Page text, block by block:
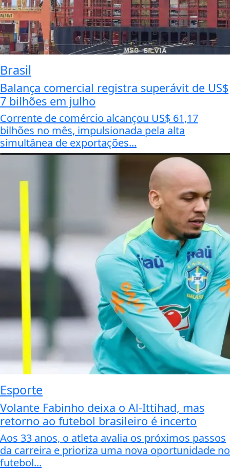
Brasil
Balança comercial registra superávit de US$
7 bilhões em julho
Corrente de comércio alcançou US$ 61,17
bilhões no mês, impulsionada pela alta
simultânea de exportações...
Esporte
Volante Fabinho deixa o Al-Ittihad, mas
retorno ao futebol brasileiro é incerto
Aos 33 anos, o atleta avalia os próximos passos
da carreira e prioriza uma nova oportunidade no
futebol...